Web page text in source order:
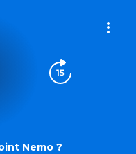
Nemo ?